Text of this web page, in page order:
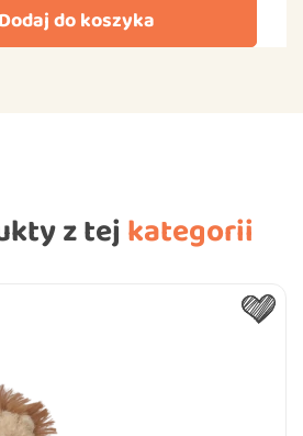
Dodaj do koszyka
z tej kategorii